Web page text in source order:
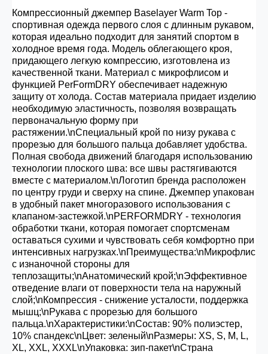
Компрессионный джемпер Baselayer Warm Top -
спортивная одежда первого слоя с длинным рукавом,
которая идеально подходит для занятий спортом в
холодное время года. Модель облегающего кроя,
придающего легкую компрессию, изготовлена из
качественной ткани. Материал с микрофлисом и
функцией PerFormDRY обеспечивает надежную
защиту от холода. Состав материала придает изделию
необходимую эластичность, позволяя возвращать
первоначальную форму при
растяжении.\nСпециальный крой по низу рукава с
прорезью для большого пальца добавляет удобства.
Полная свобода движений благодаря использованию
технологии плоского шва: все швы растягиваются
вместе с материалом.\nЛоготип бренда расположен
по центру груди и сверху на спине. Джемпер упакован
в удобный пакет многоразового использования с
клапаном-застежкой.\nPERFORMDRY - технология
обработки ткани, которая помогает спортсменам
оставаться сухими и чувствовать себя комфортно при
интенсивных нагрузках.\nПреимущества:\nМикрофлис
с изнаночной стороны для
теплозащиты;\nАнатомический крой;\nЭффективное
отведение влаги от поверхности тела на наружный
слой;\nКомпрессия - снижение усталости, поддержка
мышц;\nРукава с прорезью для большого
пальца.\nХарактеристики:\nСостав: 90% полиэстер,
10% спандекс\nЦвет: зеленый\nРазмеры: XS, S, M, L,
XL, XXL, XXXL\nУпаковка: зип-пакет\nСтрана